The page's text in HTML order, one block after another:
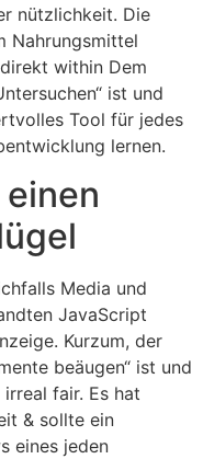
nützlichkeit. Die
Nahrungsmittel
within Dem
ist und
Tool für jedes
lernen.
Media und
JavaScript
Kurzum, der
beäugen“ ist und
fair. Es hat
& sollte ein
eines jeden